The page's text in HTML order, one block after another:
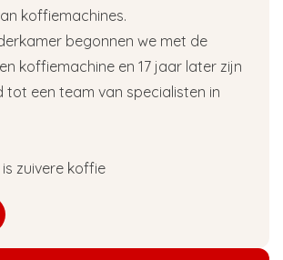
koffiemachines.
begonnen we met de
koffiemachine en 17 jaar later zijn
tot een team van specialisten in
zuivere koffie